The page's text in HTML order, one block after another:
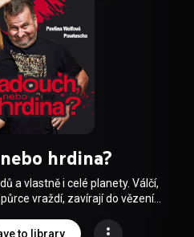
hrdina?
a vlastně i celé planety. Válčí,
vraždí, zavírají do vězení
Jedni se topí v krvi,
to library